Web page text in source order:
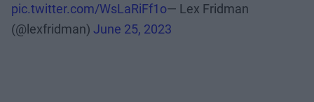
pic.twitter.com/WsLaRiFf1o— Lex Fridman
(@lexfridman) June 25, 2023